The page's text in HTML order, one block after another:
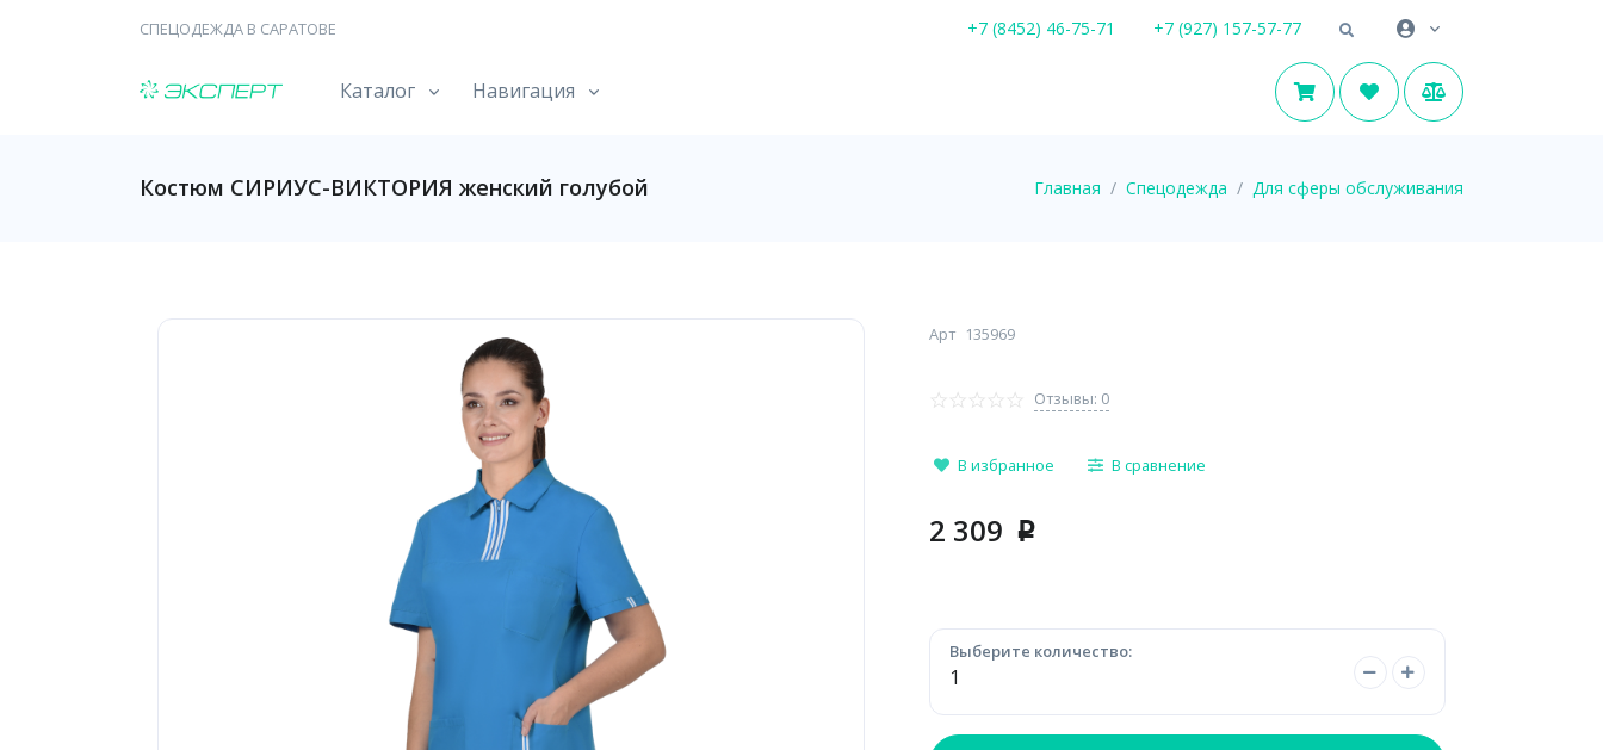
СПЕЦОДЕЖДА В САРАТОВЕ +7 (8452) 46-75-71 +7 (927) 157-57-77
Каталог Навигация
Костюм СИРИУС-ВИКТОРИЯ женский голубой Главная Спецодежда Для сферы обслуживания
Арт 135969
Отзывы: 0
В избранное В сравнение
2 309 p
Выберите количество: